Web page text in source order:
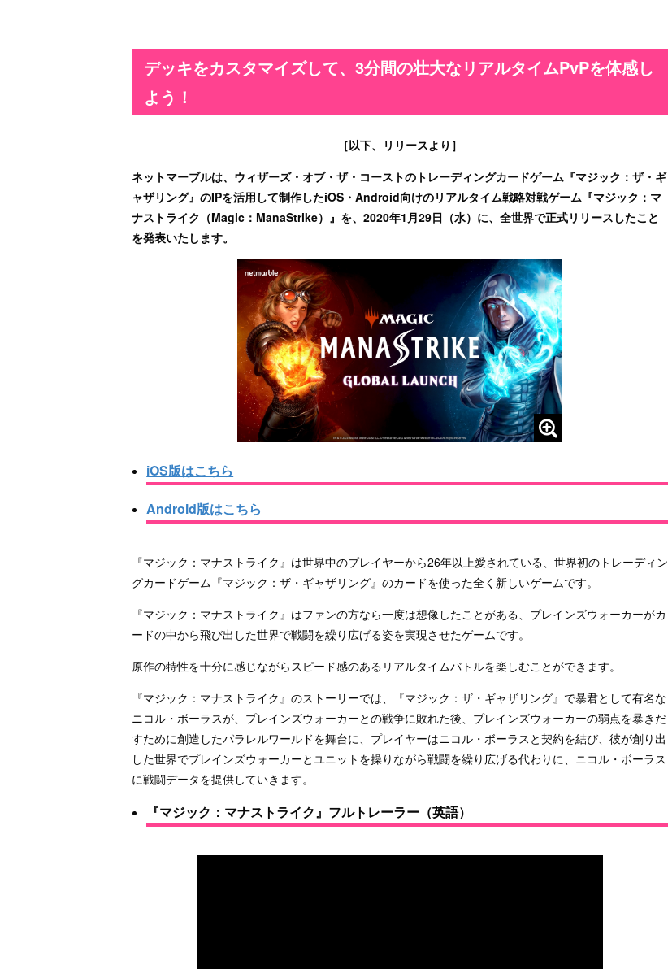
デッキをカスタマイズして、3分間の壮大なリアルタイムPvPを体感し
よう！
［以下、リリースより］
ネットマーブルは、ウィザーズ・オブ・ザ・コーストのトレーディングカードゲーム『マジック：ザ・ギ
ャザリング』のIPを活用して制作したiOS・Android向けのリアルタイム戦略対戦ゲーム『マジック：マ
ナストライク（Magic：ManaStrike）』を、2020年1月29日（水）に、全世界で正式リリースしたこと
を発表いたします。
iOS版はこちら
Android版はこちら
『マジック：マナストライク』は世界中のプレイヤーから26年以上愛されている、世界初のトレーディン
グカードゲーム『マジック：ザ・ギャザリング』のカードを使った全く新しいゲームです。
『マジック：マナストライク』はファンの方なら一度は想像したことがある、プレインズウォーカーがカ
ードの中から飛び出した世界で戦闘を繰り広げる姿を実現させたゲームです。
原作の特性を十分に感じながらスピード感のあるリアルタイムバトルを楽しむことができます。
『マジック：マナストライク』のストーリーでは、『マジック：ザ・ギャザリング』で暴君として有名な
ニコル・ボーラスが、プレインズウォーカーとの戦争に敗れた後、プレインズウォーカーの弱点を暴きだ
すために創造したパラレルワールドを舞台に、プレイヤーはニコル・ボーラスと契約を結び、彼が創り出
した世界でプレインズウォーカーとユニットを操りながら戦闘を繰り広げる代わりに、ニコル・ボーラス
に戦闘データを提供していきます。
『マジック：マナストライク』フルトレーラー（英語）